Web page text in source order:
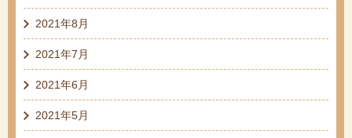
2021年8月
2021年7月
2021年6月
2021年5月